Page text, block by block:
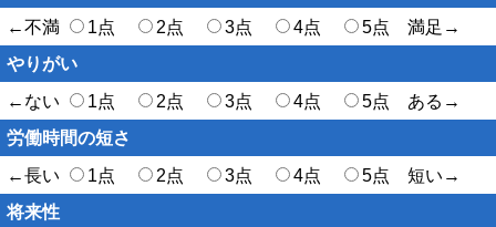
←不満
1点 2点 3点 4点
5点 満足→
やりがい
←ない
1点 2点 3点 4点
5点 ある→
労働時間の短さ
←長い
1点 2点 3点 4点
5点 短い→
将来性